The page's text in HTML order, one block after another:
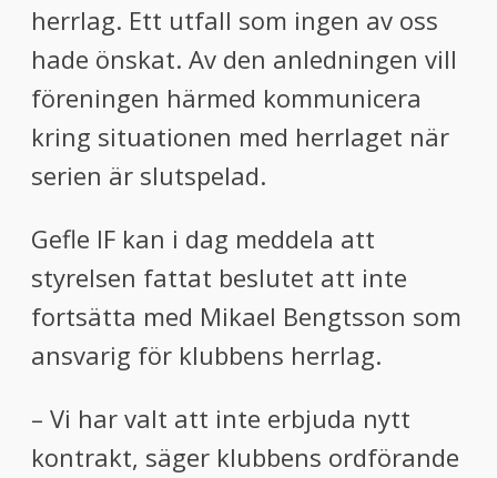
herrlag. Ett utfall som ingen av oss
hade önskat. Av den anledningen vill
föreningen härmed kommunicera
kring situationen med herrlaget när
serien är slutspelad.
Gefle IF kan i dag meddela att
styrelsen fattat beslutet att inte
fortsätta med Mikael Bengtsson som
ansvarig för klubbens herrlag.
– Vi har valt att inte erbjuda nytt
kontrakt, säger klubbens ordförande